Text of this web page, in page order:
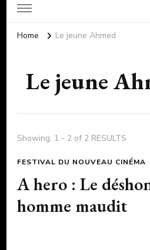
Home Le jeune Ahmed
Le jeune
Showing: 1 - 2 of 2 RESULTS
FESTIVAL DU NOUVEAU CINÉMA
A hero : Le
homme maudit